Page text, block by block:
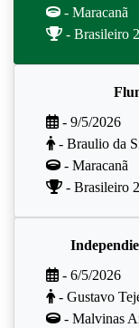
- Maracanã
- Brasileiro
- 9/5/2026
- Braulio da
- Maracanã
- Brasileiro
- 6/5/2026
- Gustavo
- Malvinas